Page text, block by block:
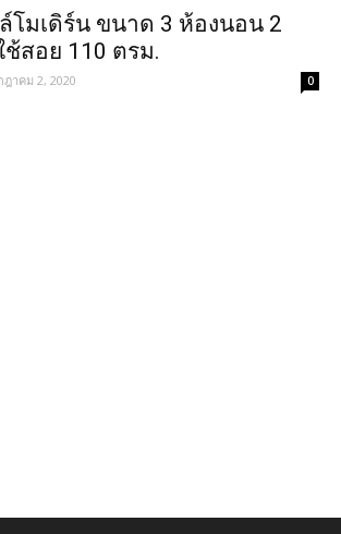
โมเดิร์น ขนาด 3 ห้องนอน 2
สอย 110 ตรม.
ฎาคม 2, 2020 0